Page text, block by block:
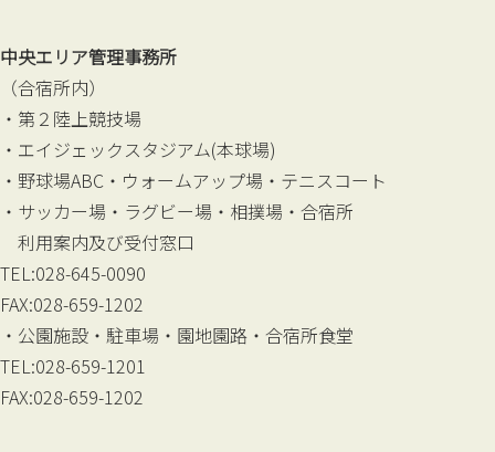
中央エリア管理事務所
（合宿所内）
・第２陸上競技場
・エイジェックスタジアム(本球場)
・野球場ABC・ウォームアップ場・テニスコート
・サッカー場・ラグビー場・相撲場・合宿所
利用案内及び受付窓口
TEL:028-645-0090
FAX:028-659-1202
・公園施設・駐車場・園地園路・合宿所食堂
TEL:028-659-1201
FAX:028-659-1202